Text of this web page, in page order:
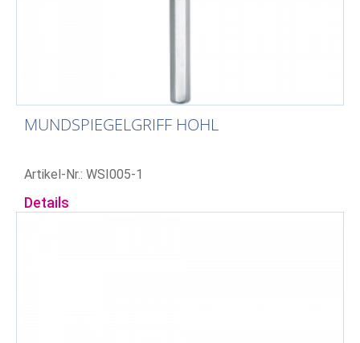
MUNDSPIEGELGRIFF HOHL
Artikel-Nr.: WSI005-1
Details